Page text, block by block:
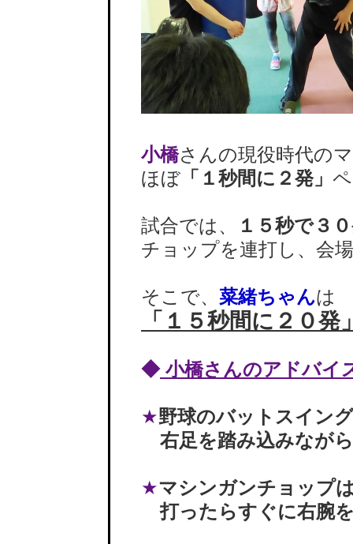
小橋さんの現役時代の
ほぼ 「１秒間に２発」
試合では、
１５秒で３
チョップを連打し、会
そこで、 菜緒ちゃんは
「１５秒間に２０発
◆小橋さんのアドバイ
★野球のバットスイン
右足を踏み込みながら
★マシンガンチョップ
打ったらすぐに右腕